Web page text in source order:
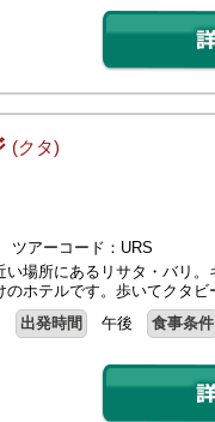
(クタ)
ツアーコード：URS
い場所にあるリサタ・バリ
のホテルです。歩いてクタ
出発時間 午後 食事条件